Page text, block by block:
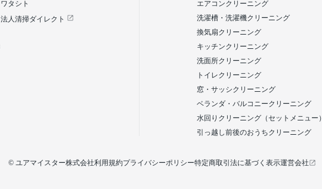
ワタシト
法人清掃ダイレクト
エアコンクリーニング
洗濯槽・洗濯機クリーニング
換気扇クリーニング
キッチンクリーニング
洗面所クリーニング
トイレクリーニング
窓・サッシクリーニング
ベランダ・バルコニークリーニング
水回りクリーニング（セットメニュー）
引っ越し前後のおうちクリーニング
利用規約プライバシーポリシー特定商取引法に基づく表示運営会社
© ユアマイスター株式会社